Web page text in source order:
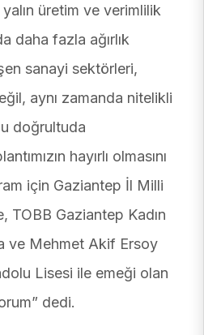
üretim ve verimlilik
daha fazla ağırlık
sanayi sektörleri,
aynı zamanda nitelikli
doğrultuda
hayırlı olmasını
için Gaziantep İl Milli
TOBB Gaziantep Kadın
ve Mehmet Akif Ersoy
Lisesi ile emeği olan
dedi.